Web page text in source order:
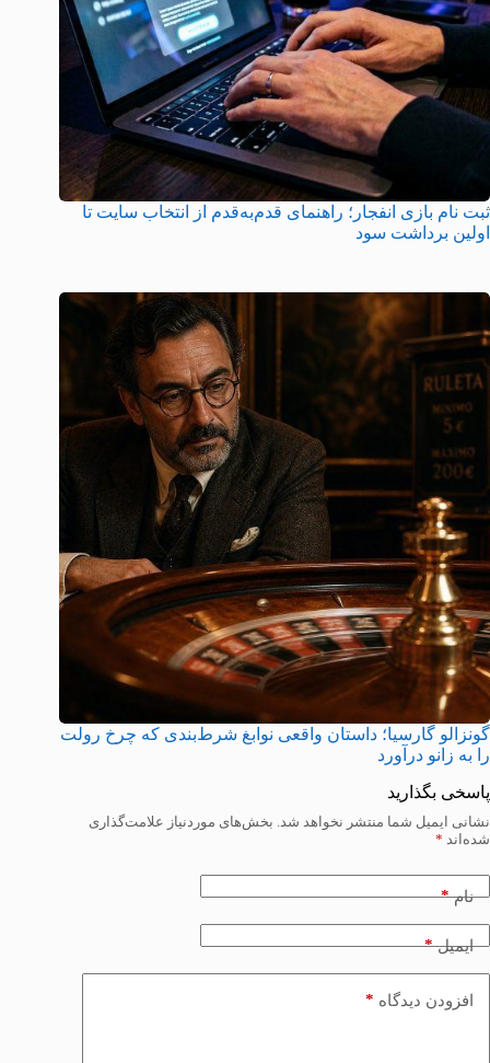
ثبت نام بازی انفجار؛ راهنمای قدم‌به‌قدم از انتخاب سایت تا
اولین برداشت سود
گونزالو گارسیا؛ داستان واقعی نوابغ شرط‌بندی که چرخ رولت
را به زانو درآورد
پاسخی بگذارید
نشانی ایمیل شما منتشر نخواهد شد. بخش‌های موردنیاز علامت‌گذاری
شده‌اند *
نام*
ایمیل*
افزودن دیدگاه *